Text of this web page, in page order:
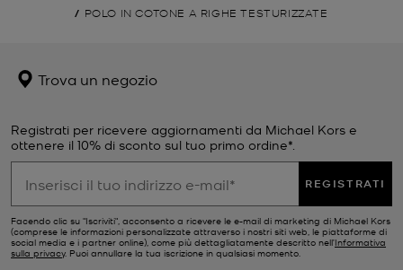
/ POLO IN COTONE A RIGHE TESTURIZZATE
Trova un negozio
Registrati per ricevere aggiornamenti da Michael Kors e
ottenere il 10% di sconto sul tuo primo ordine*.
REGISTRATI
Facendo clic su "Iscriviti", acconsento a ricevere le e-mail di marketing di Michael Kors
(comprese le informazioni personalizzate attraverso i nostri siti web, le piattaforme di
social media e i partner online), come più dettagliatamente descritto nell’Informativa
sulla privacy. Puoi annullare la tua iscrizione in qualsiasi momento.